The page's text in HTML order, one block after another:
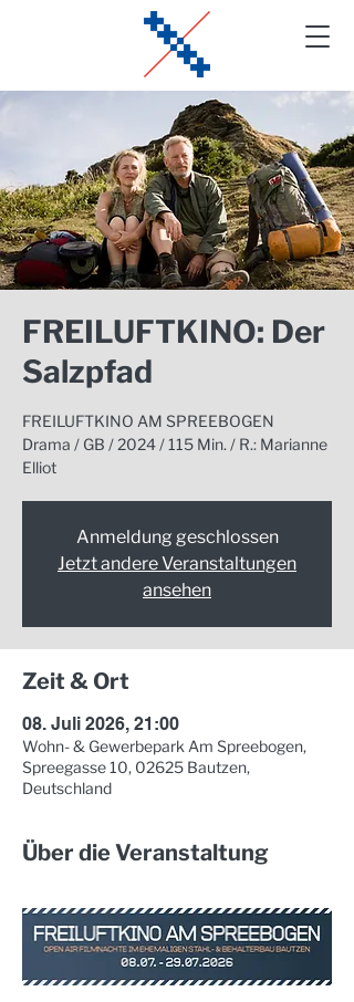
FREILUFTKINO: Der
Salzpfad
FREILUFTKINO AM SPREEBOGEN
Drama / GB / 2024 / 115 Min. / R.: Marianne
Elliot
Anmeldung geschlossen
Jetzt andere Veranstaltungen
ansehen
Zeit & Ort
08. Juli 2026, 21:00
Wohn- & Gewerbepark Am Spreebogen,
Spreegasse 10, 02625 Bautzen,
Deutschland
Über die Veranstaltung